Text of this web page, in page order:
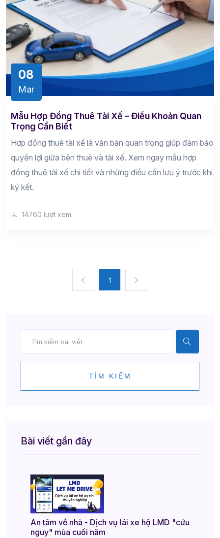
08
Mar
Mẫu Hợp Đồng Thuê Tài Xế – Điều Khoản Quan
Trọng Cần Biết
Hợp đồng thuê tài xế là văn bản quan trọng giúp đảm bảo
quyền lợi giữa bên thuê và tài xế. Xem ngay mẫu hợp
đồng thuê tài xế chi tiết và những điều cần lưu ý trước khi
ký kết.
14760 lượt xem
1
TÌM KIẾM
Bài viết gần đây
An tâm về nhà - Dịch vụ lái xe hộ LMD "cứu
nguy" mùa cuối năm